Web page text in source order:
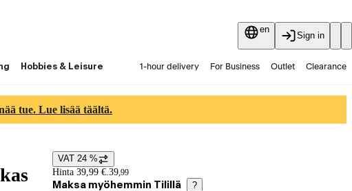
en
Sign in
Hobbies & Leisure 1-hour delivery For Business Outlet Clearance
tue. Lue lisää täältä.
Price details
VAT 24 %
Hinta 39,99 €.39,99
Maksa myöhemmin Tilillä ?